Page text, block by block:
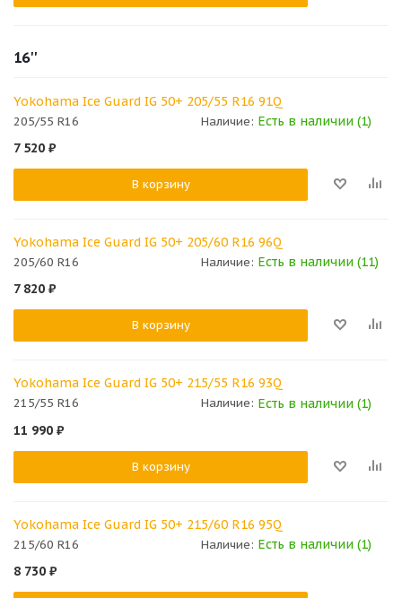
16''
Yokohama Ice Guard IG 50+ 205/55 R16 91Q
205/55 R16 Наличие: Есть в наличии (1)
7 520 ₽
В корзину
Yokohama Ice Guard IG 50+ 205/60 R16 96Q
205/60 R16 Наличие: Есть в наличии (11)
7 820 ₽
В корзину
Yokohama Ice Guard IG 50+ 215/55 R16 93Q
215/55 R16 Наличие: Есть в наличии (1)
11 990 ₽
В корзину
Yokohama Ice Guard IG 50+ 215/60 R16 95Q
215/60 R16 Наличие: Есть в наличии (1)
8 730 ₽